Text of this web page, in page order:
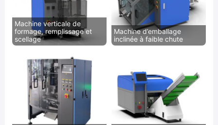
Machine verticale de
formage, remplissage et
scellage
Machine d’emballage
inclinée à faible chute